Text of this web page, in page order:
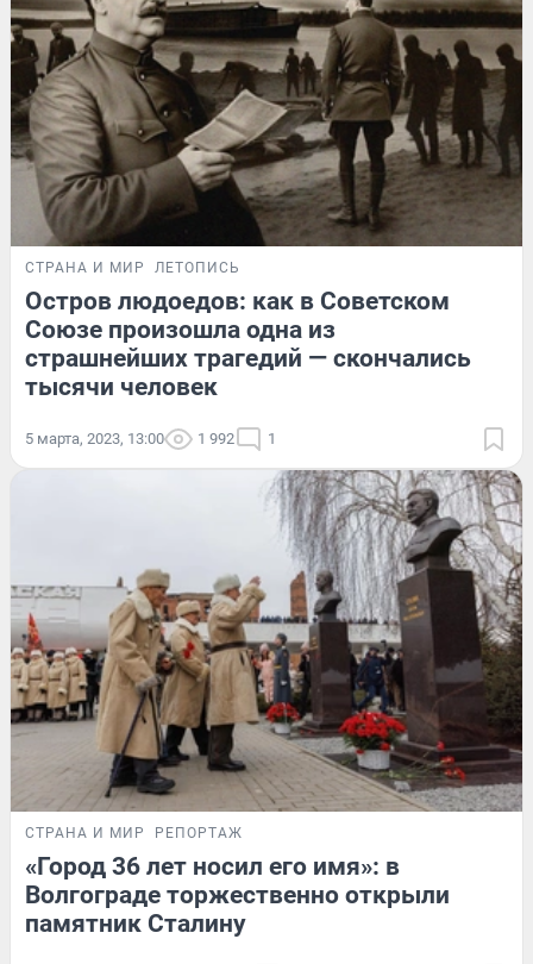
СТРАНА И МИР ЛЕТОПИСЬ
Остров людоедов: как в Советском
Союзе произошла одна из
страшнейших трагедий — скончались
тысячи человек
5 марта, 2023, 13:00 1 992 1
СТРАНА И МИР РЕПОРТАЖ
«Город 36 лет носил его имя»: в
Волгограде торжественно открыли
памятник Сталину